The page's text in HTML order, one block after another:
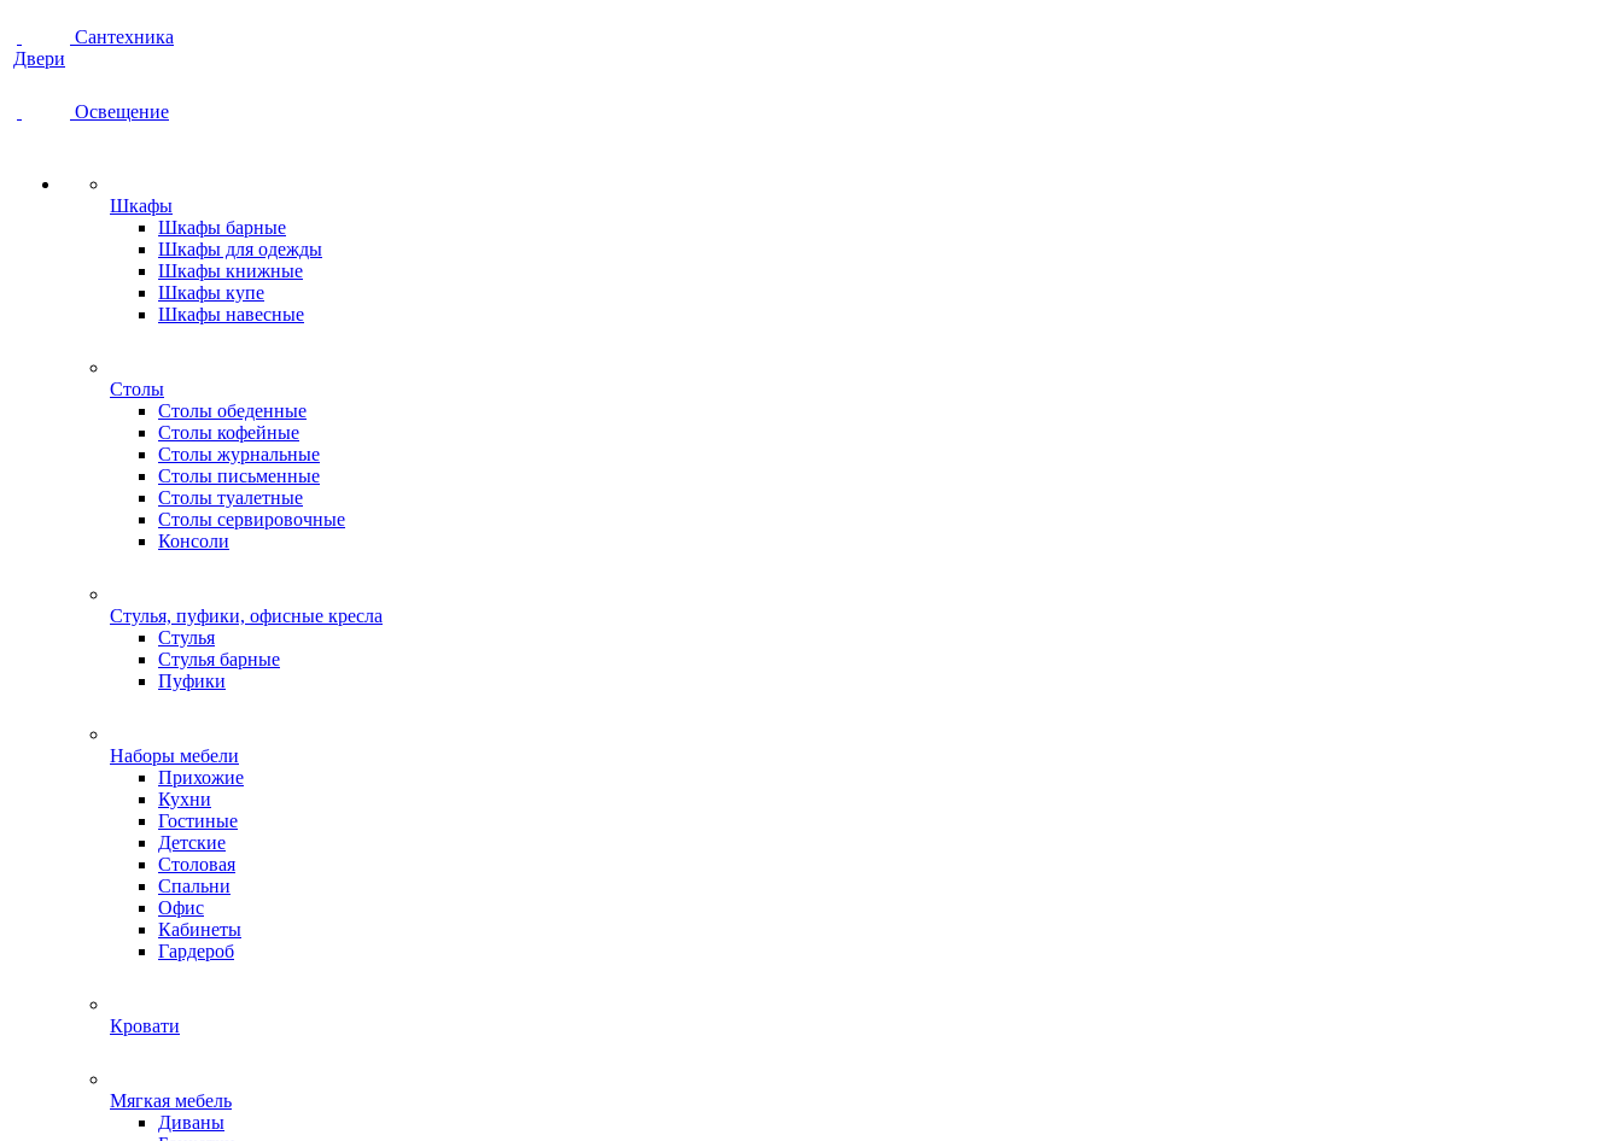
Сантехника
Двери
Освещение
Шкафы
Шкафы барные
Шкафы для одежды
Шкафы книжные
Шкафы купе
Шкафы навесные
Столы
Столы обеденные
Столы кофейные
Столы журнальные
Столы письменные
Столы туалетные
Столы сервировочные
Консоли
Стулья, пуфики, офисные кресла
Стулья
Стулья барные
Пуфики
Наборы мебели
Прихожие
Кухни
Гостиные
Детские
Столовая
Спальни
Офис
Кабинеты
Гардероб
Кровати
Мягкая мебель
Диваны